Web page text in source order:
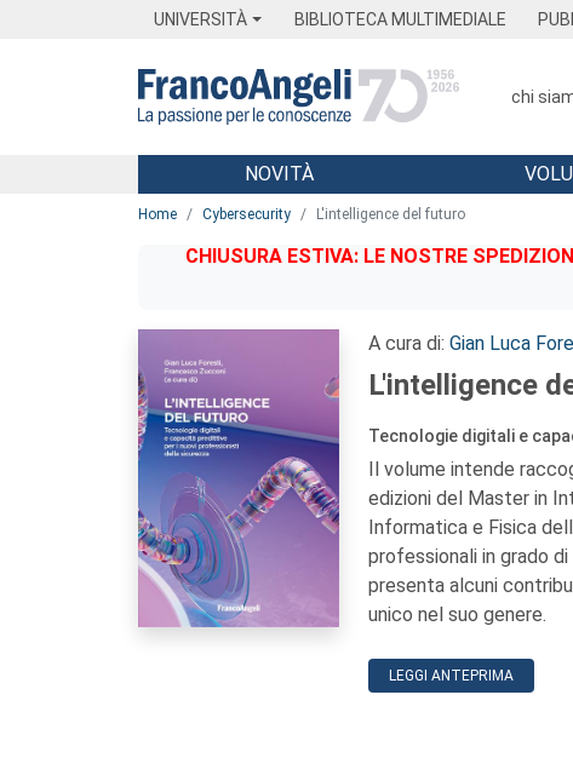
UNIVERSITÀ BIBLIOTECA MULTIMEDIALE
chi
Menu
NOVITÀ
Home Cybersecurity L'intelligence del futuro
CHIUSURA ESTIVA: LE NOSTRE
A cura di: Gian Luca
L'intelligence
Tecnologie digitali e
Il volume intende
edizioni del Master in
Informatica e Fisica
professionali in grado
presenta alcuni
unico nel suo genere.
LEGGI ANTEPRIMA